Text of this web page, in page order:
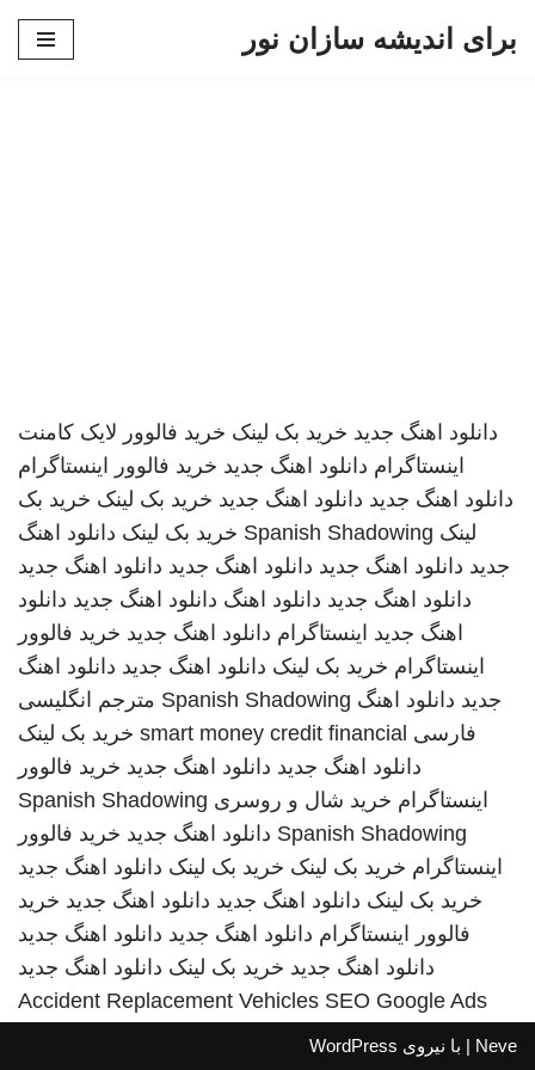
برای اندیشه سازان نور
دانلود اهنگ جدید خرید بک لینک خرید فالوور لایک کامنت
اینستاگرام دانلود اهنگ جدید خرید فالوور اینستاگرام
دانلود اهنگ جدید دانلود اهنگ جدید خرید بک لینک خرید بک
لینک Spanish Shadowing خرید بک لینک دانلود اهنگ
جدید دانلود اهنگ جدید دانلود اهنگ جدید دانلود اهنگ جدید
دانلود اهنگ جدید دانلود اهنگ دانلود اهنگ جدید دانلود
اهنگ جدید اینستاگرام دانلود اهنگ جدید خرید فالوور
اینستاگرام خرید بک لینک دانلود اهنگ جدید دانلود اهنگ
جدید دانلود اهنگ Spanish Shadowing مترجم انگلیسی
فارسی smart money credit financial خرید بک لینک
دانلود اهنگ جدید دانلود اهنگ جدید خرید فالوور
اینستاگرام خرید شال و روسری Spanish Shadowing
Spanish Shadowing دانلود اهنگ جدید خرید فالوور
اینستاگرام خرید بک لینک خرید بک لینک دانلود اهنگ جدید
خرید بک لینک دانلود اهنگ جدید دانلود اهنگ جدید خرید
فالوور اینستاگرام دانلود اهنگ جدید دانلود اهنگ جدید
دانلود اهنگ جدید خرید بک لینک دانلود اهنگ جدید
Accident Replacement Vehicles SEO Google Ads
Neve | با نیروی WordPress